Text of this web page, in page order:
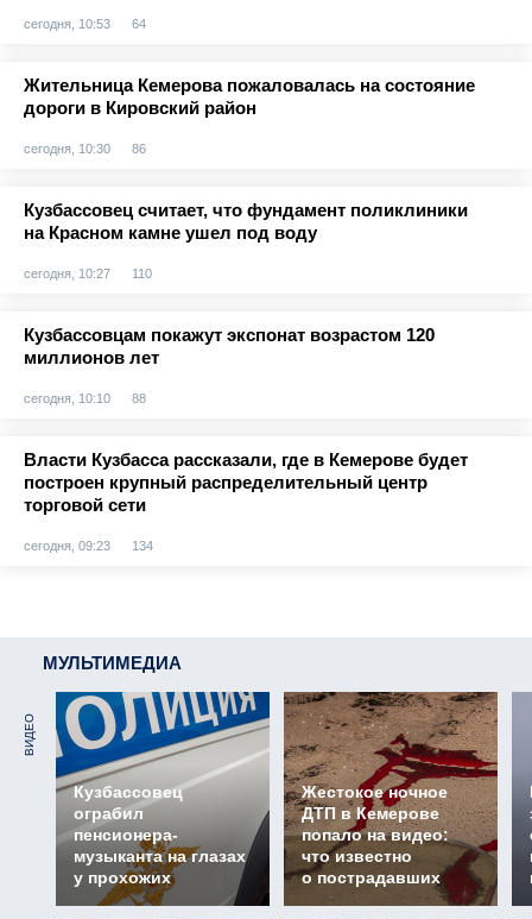
сегодня, 10:53 64
Жительница Кемерова пожаловалась на состояние
дороги в Кировский район
сегодня, 10:30 86
Кузбассовец считает, что фундамент поликлиники
на Красном камне ушел под воду
сегодня, 10:27 110
Кузбассовцам покажут экспонат возрастом 120
миллионов лет
сегодня, 10:10 88
Власти Кузбасса рассказали, где в Кемерове будет
построен крупный распределительный центр
торговой сети
сегодня, 09:23 134
МУЛЬТИМЕДИА
ВИДЕО
Кузбассовец
ограбил
пенсионера-
музыканта на глазах
у прохожих
Жестокое ночное
ДТП в Кемерове
попало на видео:
что известно
о пострадавших